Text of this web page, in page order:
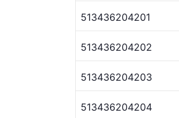
513436204201
513436204202
513436204203
513436204204